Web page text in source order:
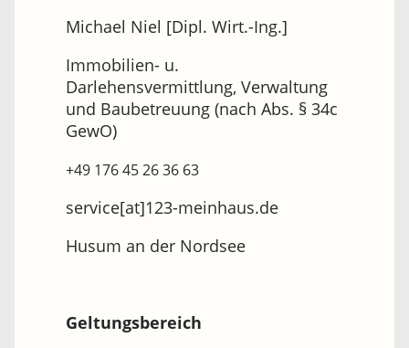
Michael Niel [Dipl. Wirt.-Ing.]
Immobilien- u.
Darlehensvermittlung, Verwaltung
und Baubetreuung (nach Abs. § 34c
GewO)
+49 176 45 26 36 63
service[at]123-meinhaus.de
Husum an der Nordsee
Geltungsbereich